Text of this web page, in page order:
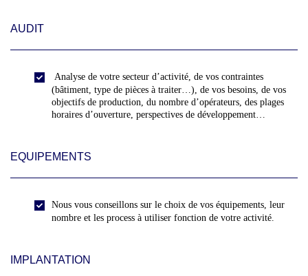
AUDIT
Analyse de votre secteur d’activité, de vos contraintes
(bâtiment, type de pièces à traiter…), de vos besoins, de vos
objectifs de production, du nombre d’opérateurs, des plages
horaires d’ouverture, perspectives de développement…
EQUIPEMENTS
Nous vous conseillons sur le choix de vos équipements, leur
nombre et les process à utiliser fonction de votre activité.
IMPLANTATION